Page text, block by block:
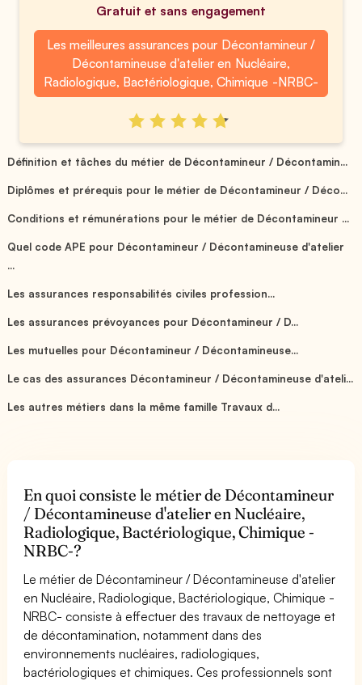
Gratuit et sans engagement
Les meilleures assurances pour Décontamineur /
Décontamineuse d'atelier en Nucléaire,
Radiologique, Bactériologique, Chimique -NRBC-
Définition et tâches du métier de Décontamineur / Décontamin...
Diplômes et prérequis pour le métier de Décontamineur / Déco...
Conditions et rémunérations pour le métier de Décontamineur ...
Quel code APE pour Décontamineur / Décontamineuse d'atelier
...
Les assurances responsabilités civiles profession...
Les assurances prévoyances pour Décontamineur / D...
Les mutuelles pour Décontamineur / Décontamineuse...
Le cas des assurances Décontamineur / Décontamineuse d'ateli...
Les autres métiers dans la même famille Travaux d...
En quoi consiste le métier de Décontamineur
/ Décontamineuse d'atelier en Nucléaire,
Radiologique, Bactériologique, Chimique -
NRBC-?
Le métier de Décontamineur / Décontamineuse d'atelier
en Nucléaire, Radiologique, Bactériologique, Chimique -
NRBC- consiste à effectuer des travaux de nettoyage et
de décontamination, notamment dans des
environnements nucléaires, radiologiques,
bactériologiques et chimiques. Ces professionnels sont